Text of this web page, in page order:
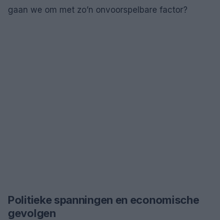
gaan we om met zo’n onvoorspelbare factor?
Politieke spanningen en economische
gevolgen